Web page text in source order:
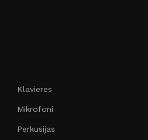
Klavieres
Mikrofoni
Perkusijas